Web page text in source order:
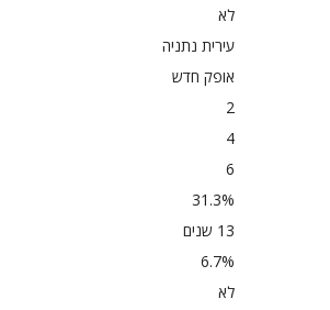
לא
עירית נתניה
אופק חדש
2
4
6
31.3%
13 שנים
6.7%
לא